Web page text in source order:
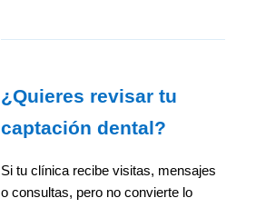
¿Quieres revisar tu
captación dental?
Si tu clínica recibe visitas, mensajes
o consultas, pero no convierte lo